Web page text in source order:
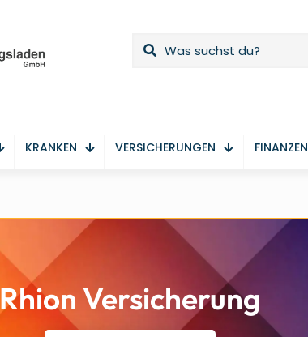
KRANKEN VERSICHERUNGEN FINANZEN
Rhion Versicherung